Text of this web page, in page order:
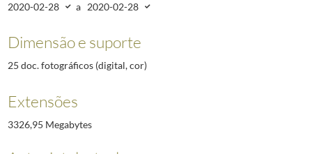
2020-02-28 a 2020-02-28
Dimensão e suporte
25 doc. fotográficos (digital, cor)
Extensões
3326,95 Megabytes